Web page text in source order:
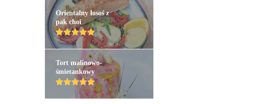
Orientalny łosoś z
pak choi
Tort malinowo-
śmietankowy